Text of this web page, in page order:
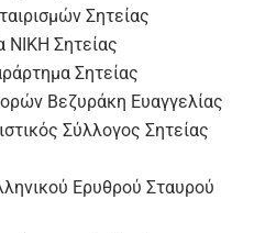
Σητείας
ΝΙΚΗ Σητείας
Σητείας
Βεζυράκη Ευαγγελίας
Σύλλογος Σητείας
Ερυθρού Σταυρού